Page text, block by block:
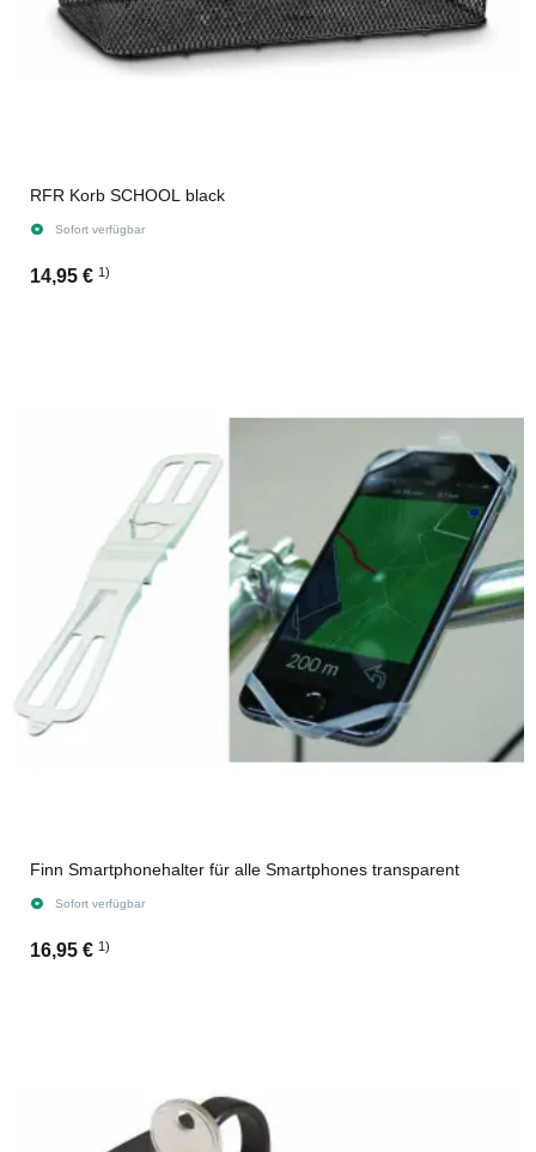
RFR Korb SCHOOL black
Sofort verfügbar
14,95 € 1)
Finn Smartphonehalter für alle Smartphones transparent
Sofort verfügbar
16,95 € 1)